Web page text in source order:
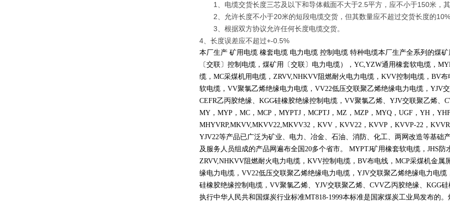
1、电缆交货长度三芯及以下和导体截面不大于2.5平方，应不小于150米，其
2、允许长度不小于20米的短段电缆交货，但其数量应不超过交货长度的10%
3、根据双方协议允许任何长度电缆交货。
4、长度误差应不超过+-0.5%
本厂生产 矿用电缆 橡套电缆 电力电缆 控制电缆 特种电缆本厂生产全系列的煤
〔交联〕控制电缆，煤矿用〔交联〕电力电缆）， YC,YZW通用橡套软电缆，
缆， MC采煤机用电缆， ZRVV,NHKVV阻燃耐火电力电缆， KVV控制电缆， BV布
软电缆， VV聚氯乙烯绝缘电力电缆， VV22低压交联聚乙烯绝缘电力电缆， YJV
CEFR乙丙胶绝缘、 KGG硅橡胶绝缘控制电缆， VV聚氯乙烯、 YJV交联聚乙烯、
MY ， MYP ， MC ， MCP ， MYPTJ ， MCPTJ ， MZ ， MZP ， MYQ ， UGF ， YH ，
MHYVRP,MKVV,MKVV22,MKVV32 ， KVV ， KVV22 ， KVVP ， KVVP-22 ， KVVR
YJV22等产品已广泛为矿业、电力、冶金、石油、消防、化工、两网改造等基础
及服务人员组成的产品网遍布全国 20多个省市。 MYPTJ矿用橡套软电缆， JHS 防
ZRVV,NHKVV阻燃耐火电力电缆， KVV控制电缆， BV布电线， MCP采煤机金属
缘电力电缆， VV22低压交联聚乙烯绝缘电力电缆， YJV交联聚乙烯绝缘电力电缆
硅橡胶绝缘控制电缆， VV聚氯乙烯、 YJV交联聚乙烯、 CVV乙丙胶绝缘、 KGG硅
执行中华人民共和国煤炭行业标准MT818-1999本标准是国家煤炭工业局发布的